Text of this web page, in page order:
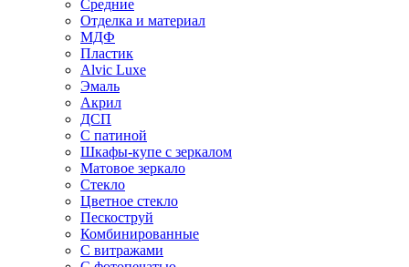
Средние
Отделка и материал
МДФ
Пластик
Alvic Luxe
Эмаль
Акрил
ДСП
С патиной
Шкафы-купе с зеркалом
Матовое зеркало
Стекло
Цветное стекло
Пескоструй
Комбинированные
С витражами